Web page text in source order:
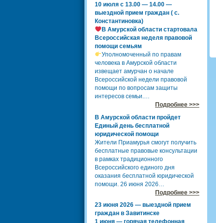
10 июля с 13.00 — 14.00 —
выездной прием граждан ( с.
Константиновка)
В Амурской области стартовала
Всероссийская неделя правовой
помощи семьям
Уполномоченный по правам
человека в Амурской области
извещает амурчан о начале
Всероссийской недели правовой
помощи по вопросам защиты
интересов семьи.…
Подробнее >>>
В Амурской области пройдет
Единый день бесплатной
юридической помощи
Жители Приамурья смогут получить
бесплатные правовые консультации
в рамках традиционного
Всероссийского единого дня
оказания бесплатной юридической
помощи. 26 июня 2026…
Подробнее >>>
23 июня 2026 — выездной прием
граждан в Завитинске
1 июня — горячая телефонная